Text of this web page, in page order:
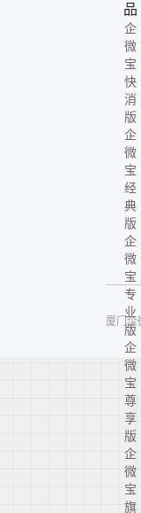
品
企
微
宝
快
消
版
企
微
宝
经
典
版
企
微
宝
专
业
版
企
微
宝
尊
享
版
企
微
宝
旗
厦门企